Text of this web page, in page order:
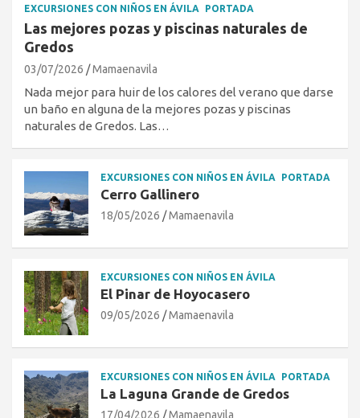
EXCURSIONES CON NIÑOS EN ÁVILA PORTADA
Las mejores pozas y piscinas naturales de
Gredos
03/07/2026 Mamaenavila
Nada mejor para huir de los calores del verano que darse
un baño en alguna de la mejores pozas y piscinas
naturales de Gredos. Las…
EXCURSIONES CON NIÑOS EN ÁVILA PORTADA
Cerro Gallinero
18/05/2026 Mamaenavila
EXCURSIONES CON NIÑOS EN ÁVILA
El Pinar de Hoyocasero
09/05/2026 Mamaenavila
EXCURSIONES CON NIÑOS EN ÁVILA PORTADA
La Laguna Grande de Gredos
17/04/2026 Mamaenavila